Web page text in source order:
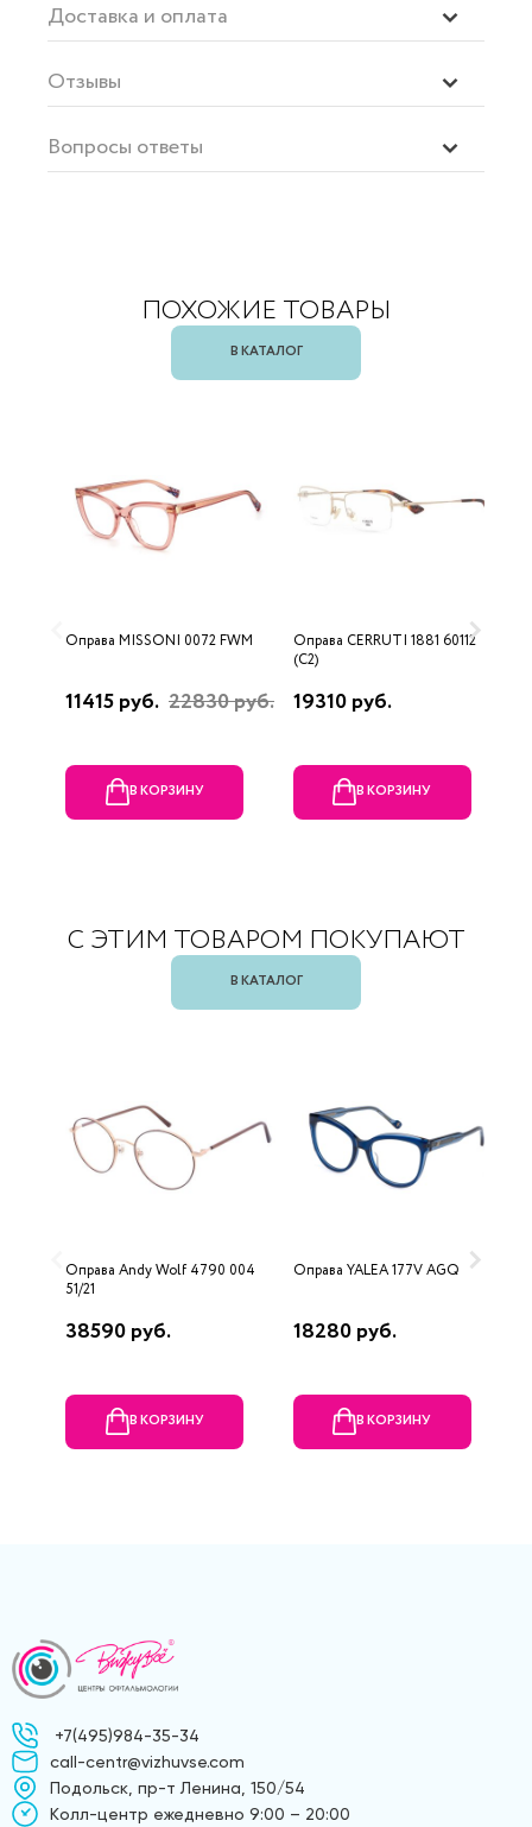
Доставка и оплата
Отзывы
Вопросы ответы
ПОХОЖИЕ ТОВАРЫ
В КАТАЛОГ
Оправа MISSONI 0072 FWM
11415 руб. 22830 руб.
В КОРЗИНУ
Оправа CERRUTI 1881 60112
(C2)
19310 руб.
В КОРЗИНУ
С ЭТИМ ТОВАРОМ ПОКУПАЮТ
В КАТАЛОГ
Оправа Andy Wolf 4790 004
51/21
38590 руб.
В КОРЗИНУ
Оправа YALEA 177V AGQ
18280 руб.
В КОРЗИНУ
+7(495)984-35-34
call-centr@vizhuvse.com
Подольск, пр-т Ленина, 150/54
Kолл-центр ежедневно 9:00 – 20:00